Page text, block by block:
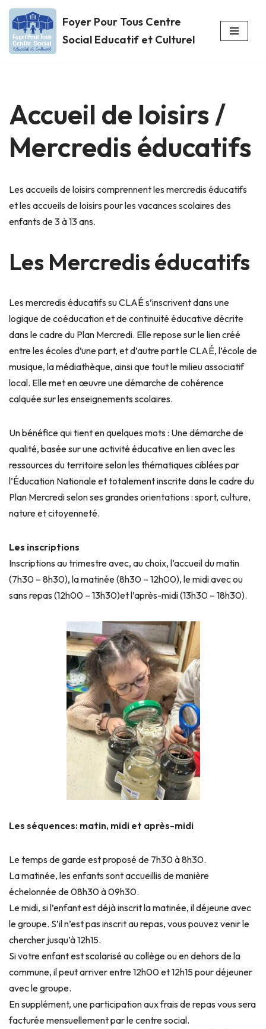
Aller
au
Foyer Pour Tous Centre
Social Educatif et Culturel
Accueil de loisirs /
Mercredis éducatifs
Les accueils de loisirs comprennent les mercredis éducatifs
et les accueils de loisirs pour les vacances scolaires des
enfants de 3 à 13 ans.
Les Mercredis éducatifs
Les mercredis éducatifs su CLAÉ s’inscrivent dans une
logique de coéducation et de continuité éducative décrite
dans le cadre du Plan Mercredi. Elle repose sur le lien créé
entre les écoles d’une part, et d’autre part le CLAÉ, l’école de
musique, la médiathèque, ainsi que tout le milieu associatif
local. Elle met en œuvre une démarche de cohérence
calquée sur les enseignements scolaires.
Un bénéfice qui tient en quelques mots : Une démarche de
qualité, basée sur une activité éducative en lien avec les
ressources du territoire selon les thématiques ciblées par
l’Éducation Nationale et totalement inscrite dans le cadre du
Plan Mercredi selon ses grandes orientations : sport, culture,
nature et citoyenneté.
Les inscriptions
Inscriptions au trimestre avec, au choix, l’accueil du matin
(7h30 – 8h30), la matinée (8h30 – 12h00), le midi avec ou
sans repas (12h00 – 13h30)et l’après-midi (13h30 – 18h30).
Les séquences: matin, midi et après-midi
Le temps de garde est proposé de 7h30 à 8h30.
La matinée, les enfants sont accueillis de manière
échelonnée de 08h30 à 09h30.
Le midi, si l’enfant est déjà inscrit la matinée, il déjeune avec
le groupe. S’il n’est pas inscrit au repas, vous pouvez venir le
chercher jusqu’à 12h15.
Si votre enfant est scolarisé au collège ou en dehors de la
commune, il peut arriver entre 12h00 et 12h15 pour déjeuner
avec le groupe.
En supplément, une participation aux frais de repas vous sera
facturée mensuellement par le centre social.